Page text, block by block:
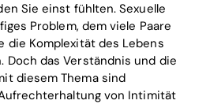
Sie einst fühlten. Sexuelle
Problem, dem viele Paare
die Komplexität des Lebens
Doch das Verständnis und die
diesem Thema sind
von Intimität